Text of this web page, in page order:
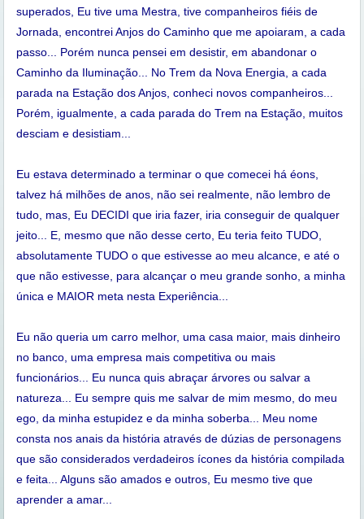
superados, Eu tive uma Mestra, tive companheiros fiéis de
Jornada, encontrei Anjos do Caminho que me apoiaram, a cada
passo... Porém nunca pensei em desistir, em abandonar o
Caminho da Iluminação... No Trem da Nova Energia, a cada
parada na Estação dos Anjos, conheci novos companheiros...
Porém, igualmente, a cada parada do Trem na Estação, muitos
desciam e desistiam...
Eu estava determinado a terminar o que comecei há éons,
talvez há milhões de anos, não sei realmente, não lembro de
tudo, mas, Eu DECIDI que iria fazer, iria conseguir de qualquer
jeito... E, mesmo que não desse certo, Eu teria feito TUDO,
absolutamente TUDO o que estivesse ao meu alcance, e até o
que não estivesse, para alcançar o meu grande sonho, a minha
única e MAIOR meta nesta Experiência...
Eu não queria um carro melhor, uma casa maior, mais dinheiro
no banco, uma empresa mais competitiva ou mais
funcionários... Eu nunca quis abraçar árvores ou salvar a
natureza... Eu sempre quis me salvar de mim mesmo, do meu
ego, da minha estupidez e da minha soberba... Meu nome
consta nos anais da história através de dúzias de personagens
que são considerados verdadeiros ícones da história compilada
e feita... Alguns são amados e outros, Eu mesmo tive que
aprender a amar...